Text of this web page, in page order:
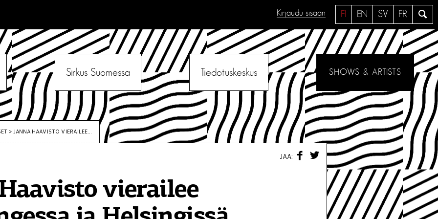
a
e
FI EN SV FR
Kirjaudu sisään
Sirkus Suomessa Tiedotuskeskus SHOWS & ARTISTS
>JANNA HAAVISTO VIERAILEE...
vierailee
JAA:
F
W